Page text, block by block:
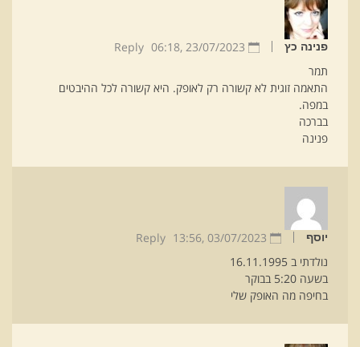
פנינה כץ 23/07/2023 ,
06:18
Reply
תמר
התאמה זוגית לא קשורה רק לאופק. היא קשורה לכל ההיבטים
במפה.
בברכה
פנינה
יוסף 03/07/2023 ,
13:56
Reply
נולדתי ב 16.11.1995
בשעה 5:20 בבוקר
בחיפה מה האופק שלי